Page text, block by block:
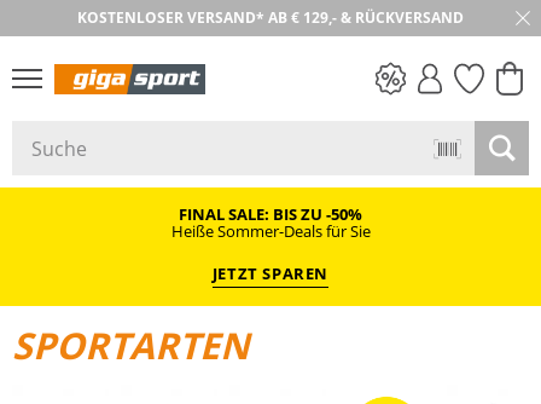
KOSTENLOSER VERSAND* AB € 129,- & RÜCKVERSAND
30 TAGE RÜCKGABE
FINAL SALE: BIS ZU -50%
Heiße Sommer-Deals für Sie
JETZT SPAREN
SPORTARTEN